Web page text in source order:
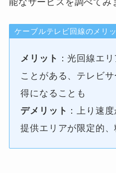
ケーブルテレビ回線のメリ
メリット ：光回線エ
ことがある、テレビ
得になることも
デメリット ：上り速
提供エリアが限定的